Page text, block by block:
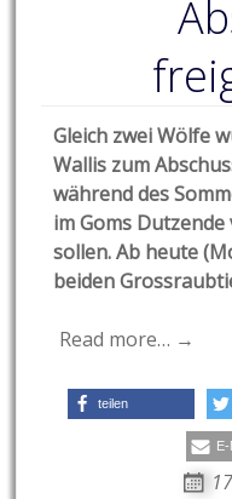
Gleich zwei Wölfe
Wallis zum
während des
im Goms
sollen. Ab heute
beiden
Read more… →
teilen
E-